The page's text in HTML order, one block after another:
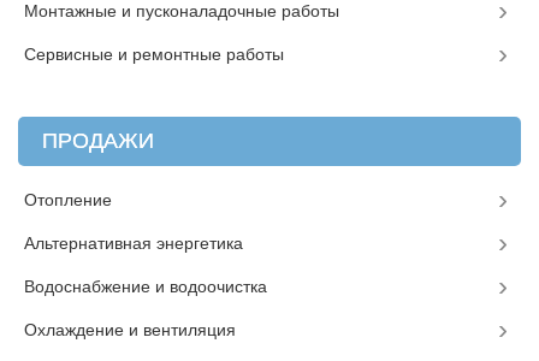
Монтажные и пусконаладочные работы
Сервисные и ремонтные работы
ПРОДАЖИ
Отопление
Альтернативная энергетика
Водоснабжение и водоочистка
Охлаждение и вентиляция